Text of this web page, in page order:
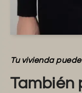
Tu vivienda
También